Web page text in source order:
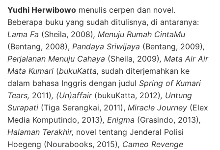
Yudhi Herwibowo menulis cerpen dan novel.
Beberapa buku yang sudah ditulisnya, di antaranya:
Lama Fa (Sheila, 2008), Menuju Rumah CintaMu
(Bentang, 2008), Pandaya Sriwijaya (Bentang, 2009),
Perjalanan Menuju Cahaya (Sheila, 2009), Mata Air Air
Mata Kumari (bukuKatta, sudah diterjemahkan ke
dalam bahasa Inggris dengan judul Spring of Kumari
Tears, 2011), (Un)affair (bukuKatta, 2012), Untung
Surapati (Tiga Serangkai, 2011), Miracle Journey (Elex
Media Komputindo, 2013), Enigma (Grasindo, 2013),
Halaman Terakhir, novel tentang Jenderal Polisi
Hoegeng (Nourabooks, 2015), Cameo Revenge